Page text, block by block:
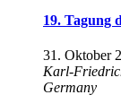
19. Tagung
31. Oktober
Karl-
Germany